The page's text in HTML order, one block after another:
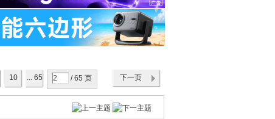
10 ... 65 / 65 页 下一页